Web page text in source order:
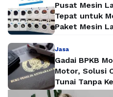
Pusat Mesin
Tepat untuk
Paket Mesin
Jasa
Gadai BPKB
Motor, Solusi
Tunai Tanpa